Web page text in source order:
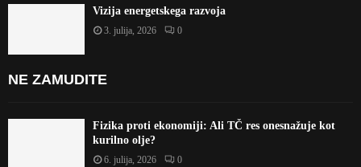
Vizija energetskega razvoja
3. julija, 2026 0
NE ZAMUDITE
Fizika proti ekonomiji: Ali TČ res onesnažuje kot
kurilno olje?
6. julija, 2026 0